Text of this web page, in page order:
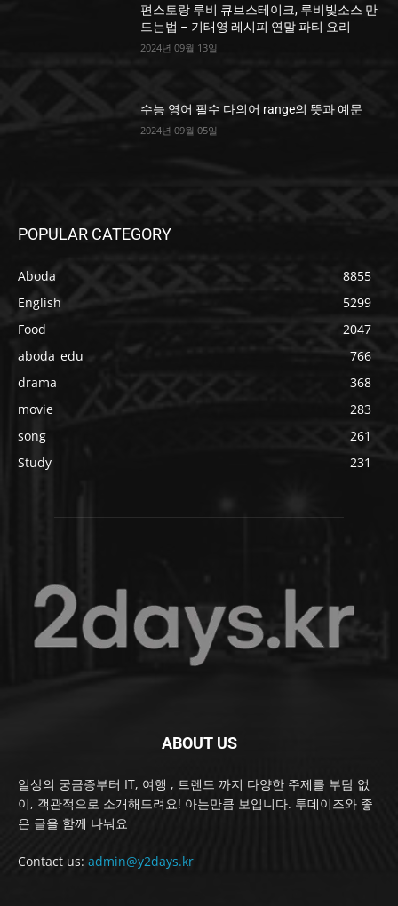
편스토랑 루비 큐브스테이크, 루비빛소스 만
드는법 – 기태영 레시피 연말 파티 요리
2024년 09월 13일
수능 영어 필수 다의어 range의 뜻과 예문
2024년 09월 05일
POPULAR CATEGORY
Aboda
8855
English
5299
Food
2047
aboda_edu
766
drama
368
movie
283
song
261
Study
231
ABOUT US
일상의 궁금증부터 IT, 여행 , 트렌드 까지 다양한 주제를 부담 없
이, 객관적으로 소개해드려요! 아는만큼 보입니다. 투데이즈와 좋
은 글을 함께 나눠요
Contact us: admin@y2days.kr